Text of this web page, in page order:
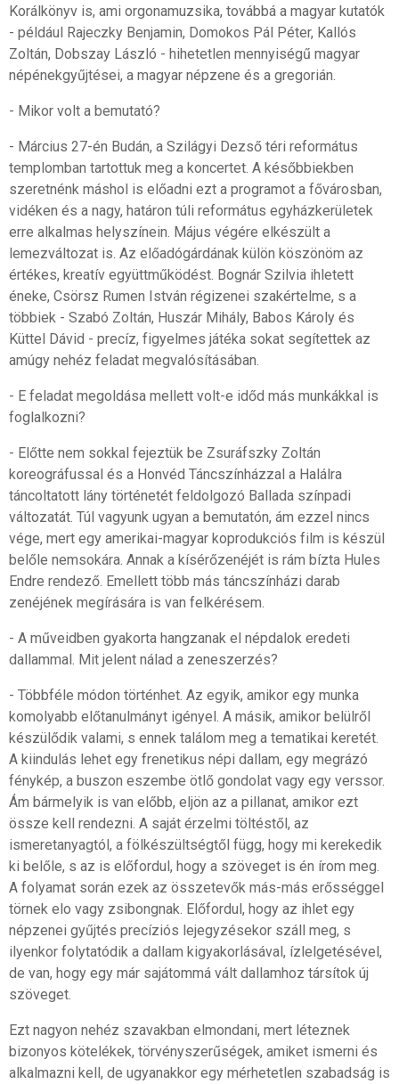
Korálkönyv is, ami orgonamuzsika, továbbá a magyar kutatók
- például Rajeczky Benjamin, Domokos Pál Péter, Kallós
Zoltán, Dobszay László - hihetetlen mennyiségű magyar
népénekgyűjtései, a magyar népzene és a gregorián.
- Mikor volt a bemutató?
- Március 27-én Budán, a Szilágyi Dezső téri református
templomban tartottuk meg a koncertet. A későbbiekben
szeretnénk máshol is előadni ezt a programot a fővárosban,
vidéken és a nagy, határon túli református egyházkerületek
erre alkalmas helyszínein. Május végére elkészült a
lemezváltozat is. Az előadógárdának külön köszönöm az
értékes, kreatív együttműködést. Bognár Szilvia ihletett
éneke, Csörsz Rumen István régizenei szakértelme, s a
többiek - Szabó Zoltán, Huszár Mihály, Babos Károly és
Küttel Dávid - precíz, figyelmes játéka sokat segítettek az
amúgy nehéz feladat megvalósításában.
- E feladat megoldása mellett volt-e időd más munkákkal is
foglalkozni?
- Előtte nem sokkal fejeztük be Zsuráfszky Zoltán
koreográfussal és a Honvéd Táncszínházzal a Halálra
táncoltatott lány történetét feldolgozó Ballada színpadi
változatát. Túl vagyunk ugyan a bemutatón, ám ezzel nincs
vége, mert egy amerikai-magyar koprodukciós film is készül
belőle nemsokára. Annak a kísérőzenéjét is rám bízta Hules
Endre rendező. Emellett több más táncszínházi darab
zenéjének megírására is van felkérésem.
- A műveidben gyakorta hangzanak el népdalok eredeti
dallammal. Mit jelent nálad a zeneszerzés?
- Többféle módon történhet. Az egyik, amikor egy munka
komolyabb előtanulmányt igényel. A másik, amikor belülről
készülődik valami, s ennek találom meg a tematikai keretét.
A kiindulás lehet egy frenetikus népi dallam, egy megrázó
fénykép, a buszon eszembe ötlő gondolat vagy egy verssor.
Ám bármelyik is van előbb, eljön az a pillanat, amikor ezt
össze kell rendezni. A saját érzelmi töltéstől, az
ismeretanyagtól, a fölkészültségtől függ, hogy mi kerekedik
ki belőle, s az is előfordul, hogy a szöveget is én írom meg.
A folyamat során ezek az összetevők más-más erősséggel
törnek elo vagy zsibongnak. Előfordul, hogy az ihlet egy
népzenei gyűjtés precíziós lejegyzésekor száll meg, s
ilyenkor folytatódik a dallam kigyakorlásával, ízlelgetésével,
de van, hogy egy már sajátommá vált dallamhoz társítok új
szöveget.
Ezt nagyon nehéz szavakban elmondani, mert léteznek
bizonyos kötelékek, törvényszerűségek, amiket ismerni és
alkalmazni kell, de ugyanakkor egy mérhetetlen szabadság is